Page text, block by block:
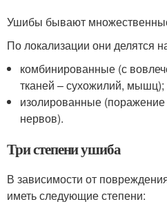
Ушибы бывают
По локализации они делятся
комбинированные (с
тканей – сухожилий, мышц);
изолированные
нервов).
Три степени ушиба
В зависимости от
иметь следующие степени: